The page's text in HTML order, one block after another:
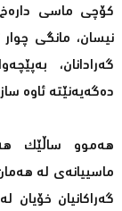
گەرادانان،
دەگەیەنێتە ئاوە
هەموو ساڵێك
ماسییانەی لە
گەراكانیان خۆیان